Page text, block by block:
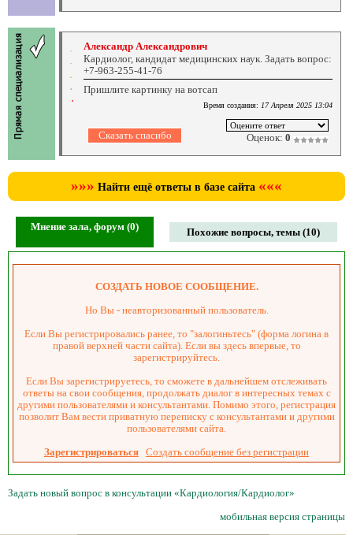
Александр Александрович
Кардиолог, кандидат медицинских наук. Задать вопрос:
+7-963-255-41-76
Пришлите картинку на вотсап
Время создания: 17 Апреля 2025 13:04
Оценок: 0
»»» Найти ещё ответы в базе сайта «««
Мнение зала, форум (0) Похожие вопросы, темы (10)
СОЗДАТЬ НОВОЕ СООБЩЕНИЕ.
Но Вы - неавторизованный пользователь.
Если Вы регистрировались ранее, то "залогиньтесь" (форма логина в
правой верхней части сайта). Если вы здесь впервые, то
зарегистрируйтесь.
Если Вы зарегистрируетесь, то сможете в дальнейшем отслеживать
ответы на свои сообщения, продолжать диалог в интересных темах с
другими пользователями и консультантами. Помимо этого, регистрация
позволит Вам вести приватную переписку с консультантами и другими
пользователями сайта.
Зарегистрироваться Создать сообщение без регистрации
Задать новый вопрос в консультации «Кардиология/Кардиолог»
мобильная версия страницы